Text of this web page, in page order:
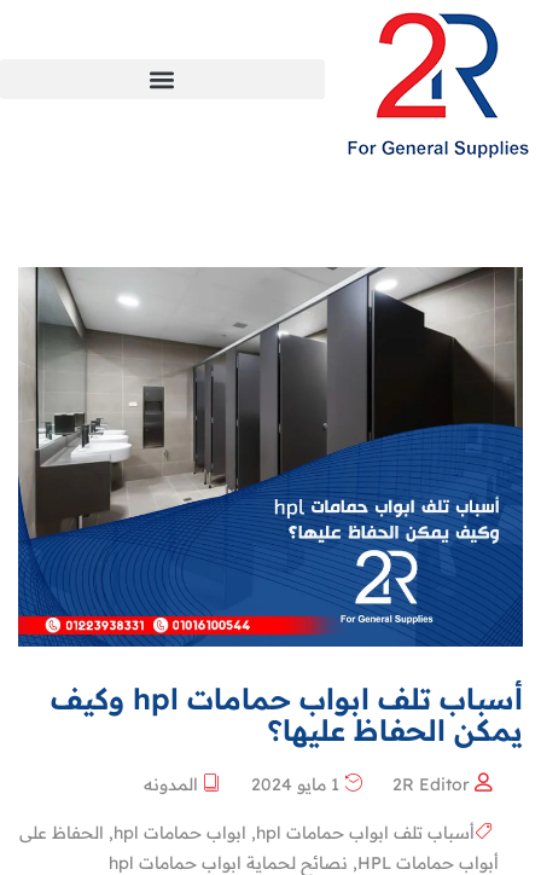
أسباب تلف ابواب حمامات hpl وكيف
يمكن الحفاظ عليها؟
2R Editor المدونه
أسباب تلف ابواب حمامات hpl , ابواب حمامات hpl , الحفاظ على
أبواب حمامات HPL
, نصائح لحماية ابواب حمامات hpl